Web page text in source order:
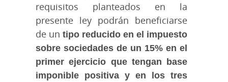
requisitos planteados en la
presente ley podrán beneficiarse
de un tipo reducido en el impuesto
sobre sociedades de un 15% en el
primer ejercicio que tengan base
imponible positiva y en los tres